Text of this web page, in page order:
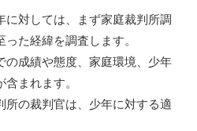
対しては、まず家庭裁判所調
た経緯を調査します。
の成績や態度、家庭環境、少年
まれます。
の裁判官は、少年に対する適